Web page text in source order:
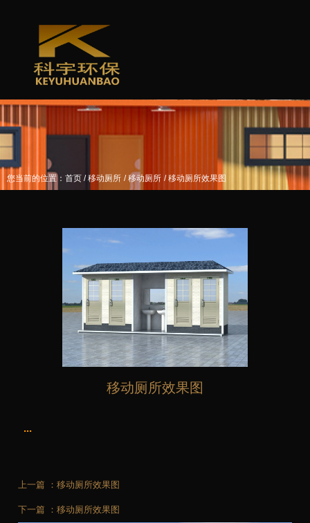
您当前的位置：首页 /移动厕所 /移动厕所 /移动厕所效果图
移动厕所效果图
...
上一篇 ： 移动厕所效果图
下一篇 ： 移动厕所效果图